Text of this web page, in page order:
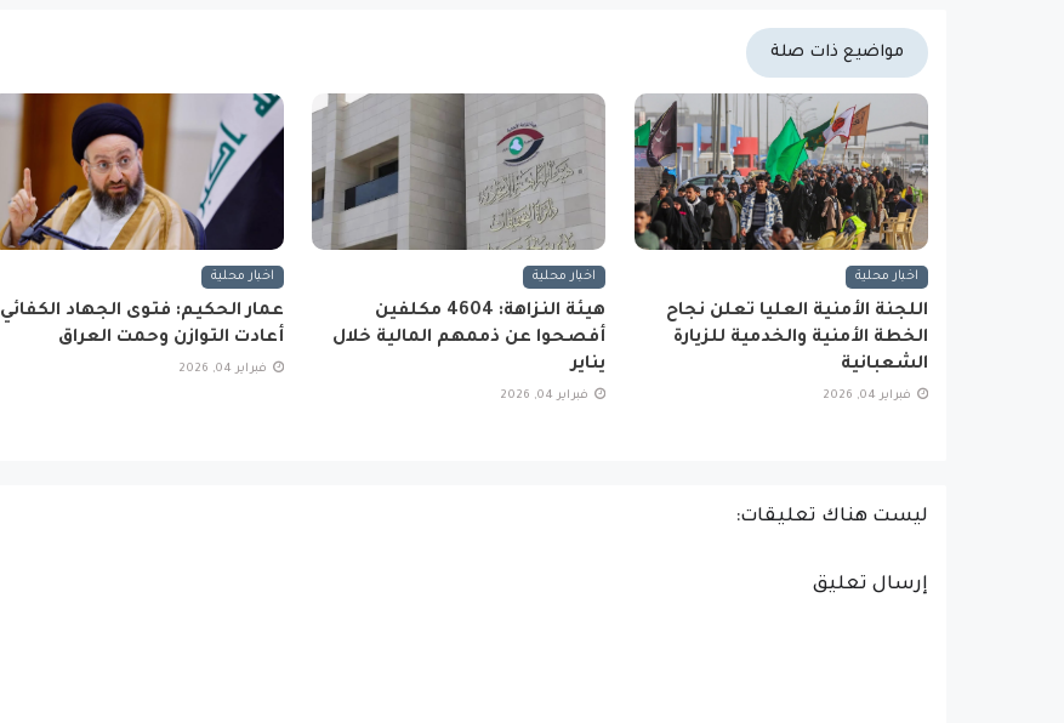
مواضيع ذات صلة
اخبار محلية
اللجنة الأمنية العليا تعلن نجاح
الخطة الأمنية والخدمية للزيارة
الشعبانية
فبراير 04, 2026
اخبار محلية
هيئة النزاهة: 4604 مكلفين
أفصحوا عن ذممهم المالية خلال
يناير
فبراير 04, 2026
اخبار محلية
عمار الحكيم: فتوى الجهاد الكفائي
أعادت التوازن وحمت العراق
فبراير 04, 2026
ليست هناك تعليقات:
إرسال تعليق